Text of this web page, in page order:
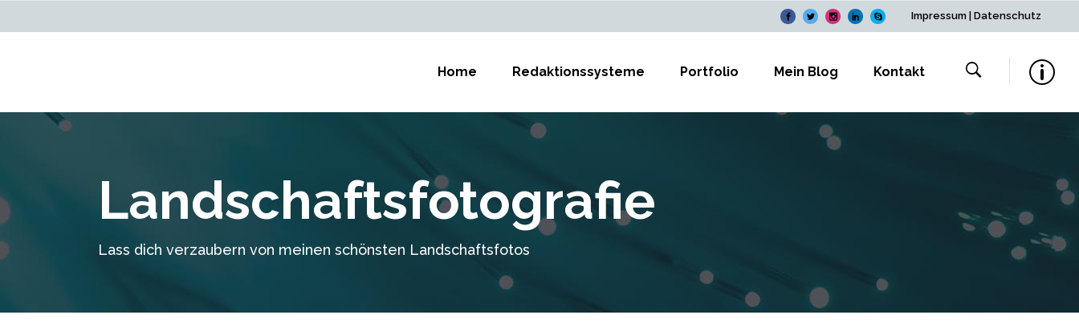
Impressum Datenschutz
Home Redaktionssysteme Portfolio Mein Blog Kontakt
Landschaftsfotografie
Lass dich verzaubern von meinen schönsten Landschaftsfotos